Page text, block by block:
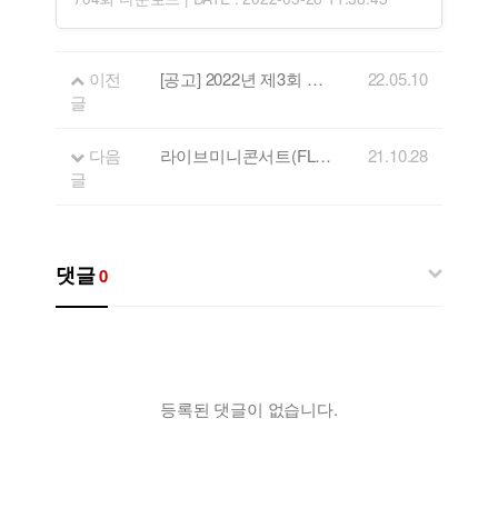
이전
글
[공고] 2022년 제3회 강원뮤직스타선발대회 참가 모집 공고 22.05.10
다음
글
라이브미니콘서트(FLL) 20회 출연자 - 하이하바 21.10.28
댓글0
등록된 댓글이 없습니다.